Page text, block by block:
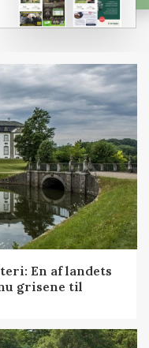
En af landets
grisene til